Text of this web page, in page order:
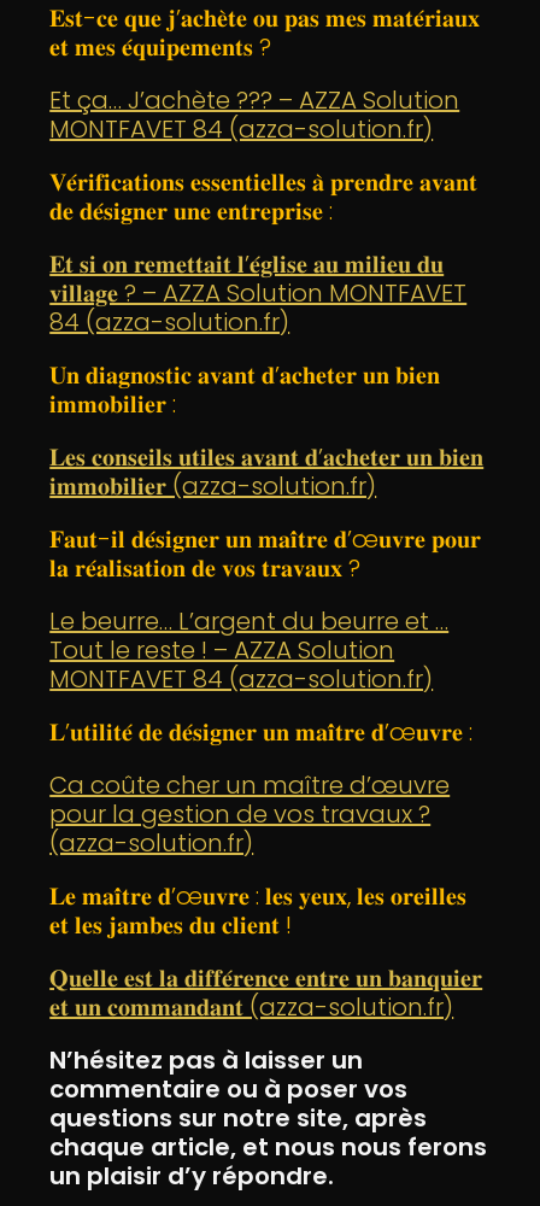
𝐄𝐬𝐭-𝐜𝐞 𝐪𝐮𝐞 𝐣’𝐚𝐜𝐡𝐞̀𝐭𝐞 𝐨𝐮 𝐩𝐚𝐬 𝐦𝐞𝐬 𝐦𝐚𝐭𝐞́𝐫𝐢𝐚𝐮𝐱
𝐞𝐭 𝐦𝐞𝐬 𝐞́𝐪𝐮𝐢𝐩𝐞𝐦𝐞𝐧𝐭𝐬 ?
Et ça… J’achète ??? – AZZA Solution
MONTFAVET 84 (azza-solution.fr)
𝐕𝐞́𝐫𝐢𝐟𝐢𝐜𝐚𝐭𝐢𝐨𝐧𝐬 𝐞𝐬𝐬𝐞𝐧𝐭𝐢𝐞𝐥𝐥𝐞𝐬 𝐚̀ 𝐩𝐫𝐞𝐧𝐝𝐫𝐞 𝐚𝐯𝐚𝐧𝐭
𝐝𝐞 𝐝𝐞́𝐬𝐢𝐠𝐧𝐞𝐫 𝐮𝐧𝐞 𝐞𝐧𝐭𝐫𝐞𝐩𝐫𝐢𝐬𝐞 :
𝐄𝐭 𝐬𝐢 𝐨𝐧 𝐫𝐞𝐦𝐞𝐭𝐭𝐚𝐢𝐭 𝐥’𝐞́𝐠𝐥𝐢𝐬𝐞 𝐚𝐮 𝐦𝐢𝐥𝐢𝐞𝐮 𝐝𝐮
𝐯𝐢𝐥𝐥𝐚𝐠𝐞 ? – AZZA Solution MONTFAVET
84 (azza-solution.fr)
𝐔𝐧 𝐝𝐢𝐚𝐠𝐧𝐨𝐬𝐭𝐢𝐜 𝐚𝐯𝐚𝐧𝐭 𝐝’𝐚𝐜𝐡𝐞𝐭𝐞𝐫 𝐮𝐧 𝐛𝐢𝐞𝐧
𝐢𝐦𝐦𝐨𝐛𝐢𝐥𝐢𝐞𝐫 :
𝐋𝐞𝐬 𝐜𝐨𝐧𝐬𝐞𝐢𝐥𝐬 𝐮𝐭𝐢𝐥𝐞𝐬 𝐚𝐯𝐚𝐧𝐭 𝐝’𝐚𝐜𝐡𝐞𝐭𝐞𝐫 𝐮𝐧 𝐛𝐢𝐞𝐧
𝐢𝐦𝐦𝐨𝐛𝐢𝐥𝐢𝐞𝐫 (azza-solution.fr)
𝐅𝐚𝐮𝐭-𝐢𝐥 𝐝𝐞́𝐬𝐢𝐠𝐧𝐞𝐫 𝐮𝐧 𝐦𝐚𝐢̂𝐭𝐫𝐞 𝐝’œ𝐮𝐯𝐫𝐞 𝐩𝐨𝐮𝐫
𝐥𝐚 𝐫𝐞́𝐚𝐥𝐢𝐬𝐚𝐭𝐢𝐨𝐧 𝐝𝐞 𝐯𝐨𝐬 𝐭𝐫𝐚𝐯𝐚𝐮𝐱 ?
Le beurre… L’argent du beurre et …
Tout le reste ! – AZZA Solution
MONTFAVET 84 (azza-solution.fr)
𝐋’𝐮𝐭𝐢𝐥𝐢𝐭𝐞́ 𝐝𝐞 𝐝𝐞́𝐬𝐢𝐠𝐧𝐞𝐫 𝐮𝐧 𝐦𝐚𝐢̂𝐭𝐫𝐞 𝐝’œ𝐮𝐯𝐫𝐞 :
Ca coûte cher un maître d’œuvre
pour la gestion de vos travaux ?
(azza-solution.fr)
𝐋𝐞 𝐦𝐚𝐢̂𝐭𝐫𝐞 𝐝’œ𝐮𝐯𝐫𝐞 : 𝐥𝐞𝐬 𝐲𝐞𝐮𝐱, 𝐥𝐞𝐬 𝐨𝐫𝐞𝐢𝐥𝐥𝐞𝐬
𝐞𝐭 𝐥𝐞𝐬 𝐣𝐚𝐦𝐛𝐞𝐬 𝐝𝐮 𝐜𝐥𝐢𝐞𝐧𝐭 !
𝐐𝐮𝐞𝐥𝐥𝐞 𝐞𝐬𝐭 𝐥𝐚 𝐝𝐢𝐟𝐟𝐞́𝐫𝐞𝐧𝐜𝐞 𝐞𝐧𝐭𝐫𝐞 𝐮𝐧 𝐛𝐚𝐧𝐪𝐮𝐢𝐞𝐫
𝐞𝐭 𝐮𝐧 𝐜𝐨𝐦𝐦𝐚𝐧𝐝𝐚𝐧𝐭 (azza-solution.fr)
N’hésitez pas à laisser un
commentaire ou à poser vos
questions sur notre site, après
chaque article, et nous nous ferons
un plaisir d’y répondre.